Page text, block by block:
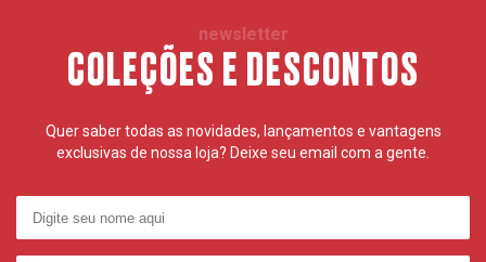
newsletter
COLEÇÕES E DESCONTOS
Quer saber todas as novidades, lançamentos e vantagens
exclusivas de nossa loja? Deixe seu email com a gente.